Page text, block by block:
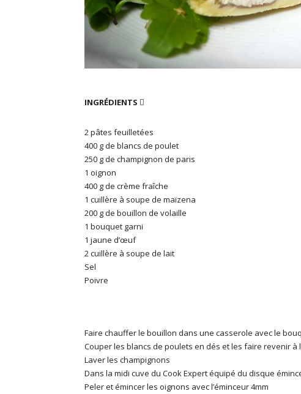
INGRÉDIENTS 
2 pâtes feuilletées
400 g de blancs de poulet
250 g de champignon de paris
1 oignon
400 g de crème fraîche
1 cuillère à soupe de maïzena
200 g de bouillon de volaille
1 bouquet garni
1 jaune d’œuf
2 cuillère à soupe de lait
Sel
Poivre
Faire chauffer le bouillon dans une casserole avec le
Couper les blancs de poulets en dés et les faire revenir à
Laver les champignons
Dans la midi cuve du Cook Expert équipé du disque
Peler et émincer les oignons avec l’éminceur 4mm